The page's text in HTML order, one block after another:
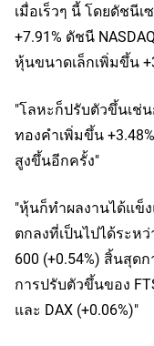
เมื่อเร็วๆ นี้ โดยดัชนี
+7.91% ดัชนี
หุ้นขนาดเล็กเพิ่มขึ้น
"โลหะก็ปรับตัวขึ้นเช่
ทองคำเพิ่มขึ้น
สูงขึ้นอีกครั้ง"
"หุ้นก็ทำผลงานได้แข็
ตกลงที่เป็นไปได้ระห
600 (+0.54%) สิ้นสุด
การปรับตัวขึ้นของ
และ DAX (+0.06%)"